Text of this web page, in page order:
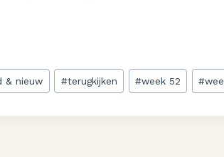
& nieuw #terugkijken #week 52 #